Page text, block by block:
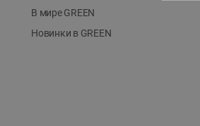
В мире GREEN
Новинки в GREEN